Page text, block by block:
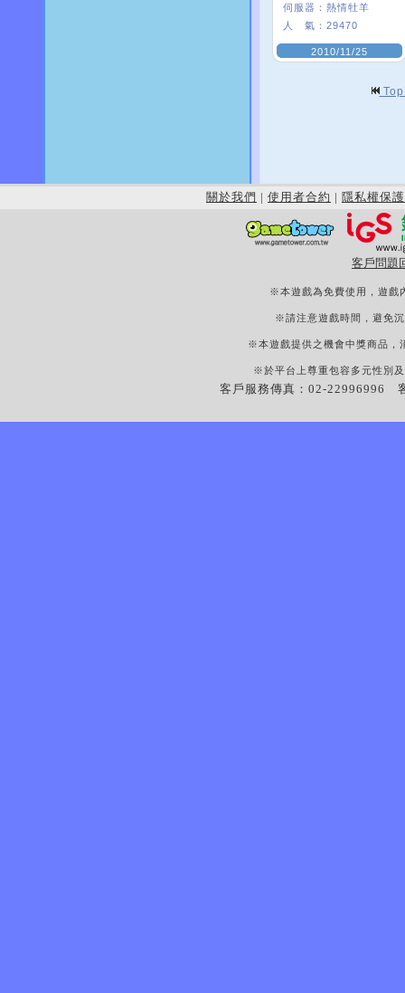
伺服器： 熱情牡羊
人 氣： 29470
2010/11/25
關於我們 | 使用者合約 | 隱私權保護
客戶問題
※本遊戲為免費使用，遊戲
※請注意遊戲時間，避免
※本遊戲提供之機會中獎商品，
※於平台上尊重包容多元性別
客戶服務傳真：02-22996996